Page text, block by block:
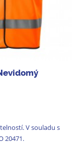
V souladu s
20471.